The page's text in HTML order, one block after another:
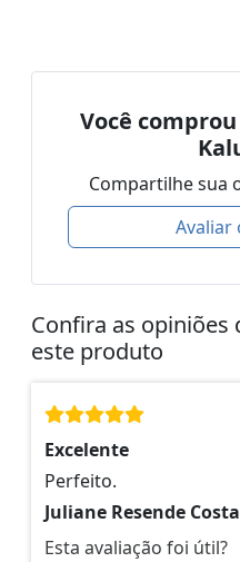
Você
Compartilhe sua
Avaliar
Confira as opiniões
este produto
Excelente
Perfeito.
Juliane Resende
Esta avaliação foi útil?